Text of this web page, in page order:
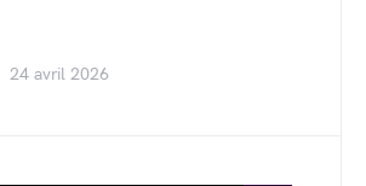
24 avril 2026